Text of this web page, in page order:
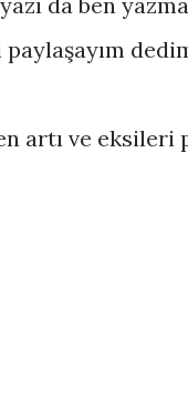
artı ve eksileri